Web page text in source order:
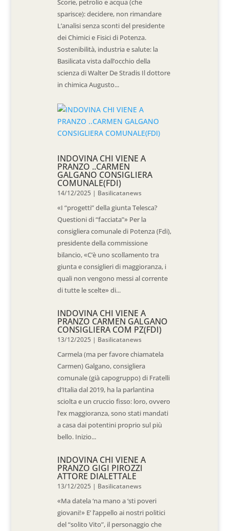
Scorie, petrolio e acqua (che
sparisce): decidere, non rimandare
L’analisi senza sconti del presidente
dei Chimici e Fisici di Potenza.
Sostenibilità, industria e salute: la
Basilicata vista dall’occhio della
scienza di Walter De Stradis Il dottore
in chimica Augusto...
INDOVINA CHI VIENE A
PRANZO ..CARMEN
GALGANO CONSIGLIERA
COMUNALE(FDI)
14/12/2025 | Basilicatanews
«I “progetti” della giunta Telesca?
Questioni di “facciata”» Per la
consigliera comunale di Potenza (Fdi),
presidente della commissione
bilancio, «C’è uno scollamento tra
giunta e consiglieri di maggioranza, i
quali non vengono messi al corrente
di tutte le scelte» di...
INDOVINA CHI VIENE A
PRANZO CARMEN GALGANO
CONSIGLIERA COM PZ(FDI)
13/12/2025 | Basilicatanews
Carmela (ma per favore chiamatela
Carmen) Galgano, consigliera
comunale (già capogruppo) di Fratelli
d’Italia dal 2019, ha la parlantina
sciolta e un cruccio fisso: loro, ovvero
l’ex maggioranza, sono stati mandati
a casa dai potentini proprio sul più
bello. Inizio...
INDOVINA CHI VIENE A
PRANZO GIGI PIROZZI
ATTORE DIALETTALE
13/12/2025 | Basilicatanews
«Ma datela ‘na mano a ‘sti poveri
giovani!» E’ l’appello ai nostri politici
del “solito Vito”, il personaggio che